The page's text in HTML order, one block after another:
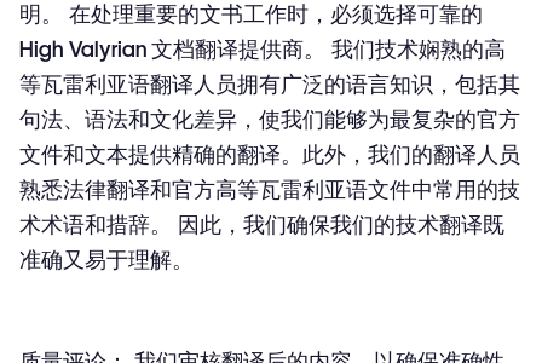
明。 在处理重要的文书工作时，必须选择可靠的
High Valyrian 文档翻译提供商。 我们技术娴熟的高
等瓦雷利亚语翻译人员拥有广泛的语言知识，包括其
句法、语法和文化差异，使我们能够为最复杂的官方
文件和文本提供精确的翻译。此外，我们的翻译人员
熟悉法律翻译和官方高等瓦雷利亚语文件中常用的技
术术语和措辞。 因此，我们确保我们的技术翻译既
准确又易于理解。